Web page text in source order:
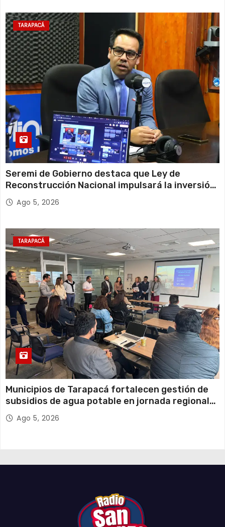
TARAPACÁ
Seremi de Gobierno destaca que Ley de
Reconstrucción Nacional impulsará la inversión
y el empleo en Tarapacá
Ago 5, 2026
TARAPACÁ
Municipios de Tarapacá fortalecen gestión de
subsidios de agua potable en jornada regional
organizada por Aguas del Altiplano y ANDESS
Ago 5, 2026